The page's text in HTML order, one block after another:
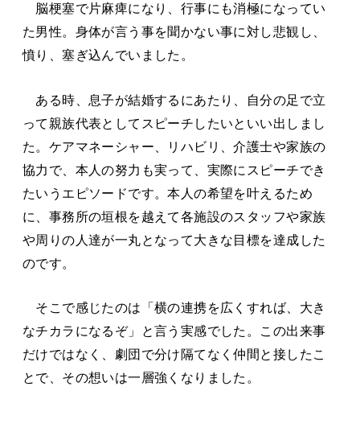
脳梗塞で片麻痺になり、行事にも消極になってい
た男性。身体が言う事を聞かない事に対し悲観し、
憤り、塞ぎ込んでいました。
ある時、息子が結婚するにあたり、自分の足で立
って親族代表としてスピーチしたいといい出しまし
た。ケアマネーシャー、リハビリ、介護士や家族の
協力で、本人の努力も実って、実際にスピーチでき
たいうエピソードです。本人の希望を叶えるため
に、事務所の垣根を越えて各施設のスタッフや家族
や周りの人達が一丸となって大きな目標を達成した
のです。
そこで感じたのは「横の連携を広くすれば、大き
なチカラになるぞ」と言う実感でした。この出来事
だけではなく、劇団で分け隔てなく仲間と接したこ
とで、その想いは一層強くなりました。